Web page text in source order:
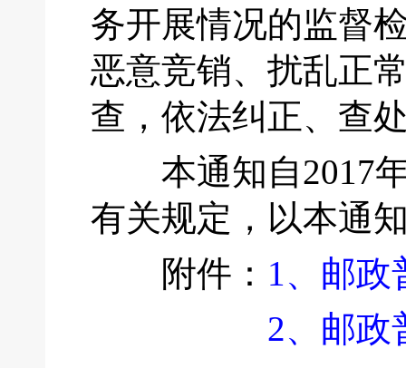
务开展情况的监督
恶意竞销、扰乱正
查，依法纠正、查
本通知自2017年
有关规定，以本通
附件： 1、邮政
2、邮政